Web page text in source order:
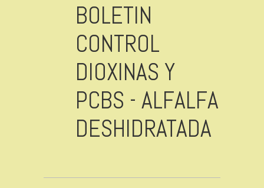
BOLETIN
CONTROL
DIOXINAS Y
PCBS - ALFALFA
DESHIDRATADA